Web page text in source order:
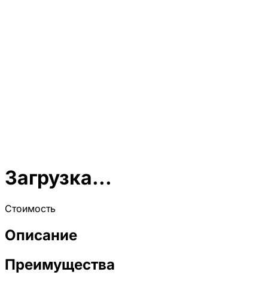
Загрузка...
Стоимость
Описание
Преимущества